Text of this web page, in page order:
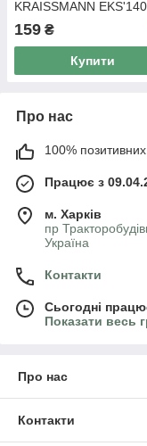
KRAISSMANN
159 ₴
Купити
Про нас
100% позитивних
Працює з
м. Харків
пр
Україна
Контакти
Сьогодні
Показати весь
Про нас
Контакти